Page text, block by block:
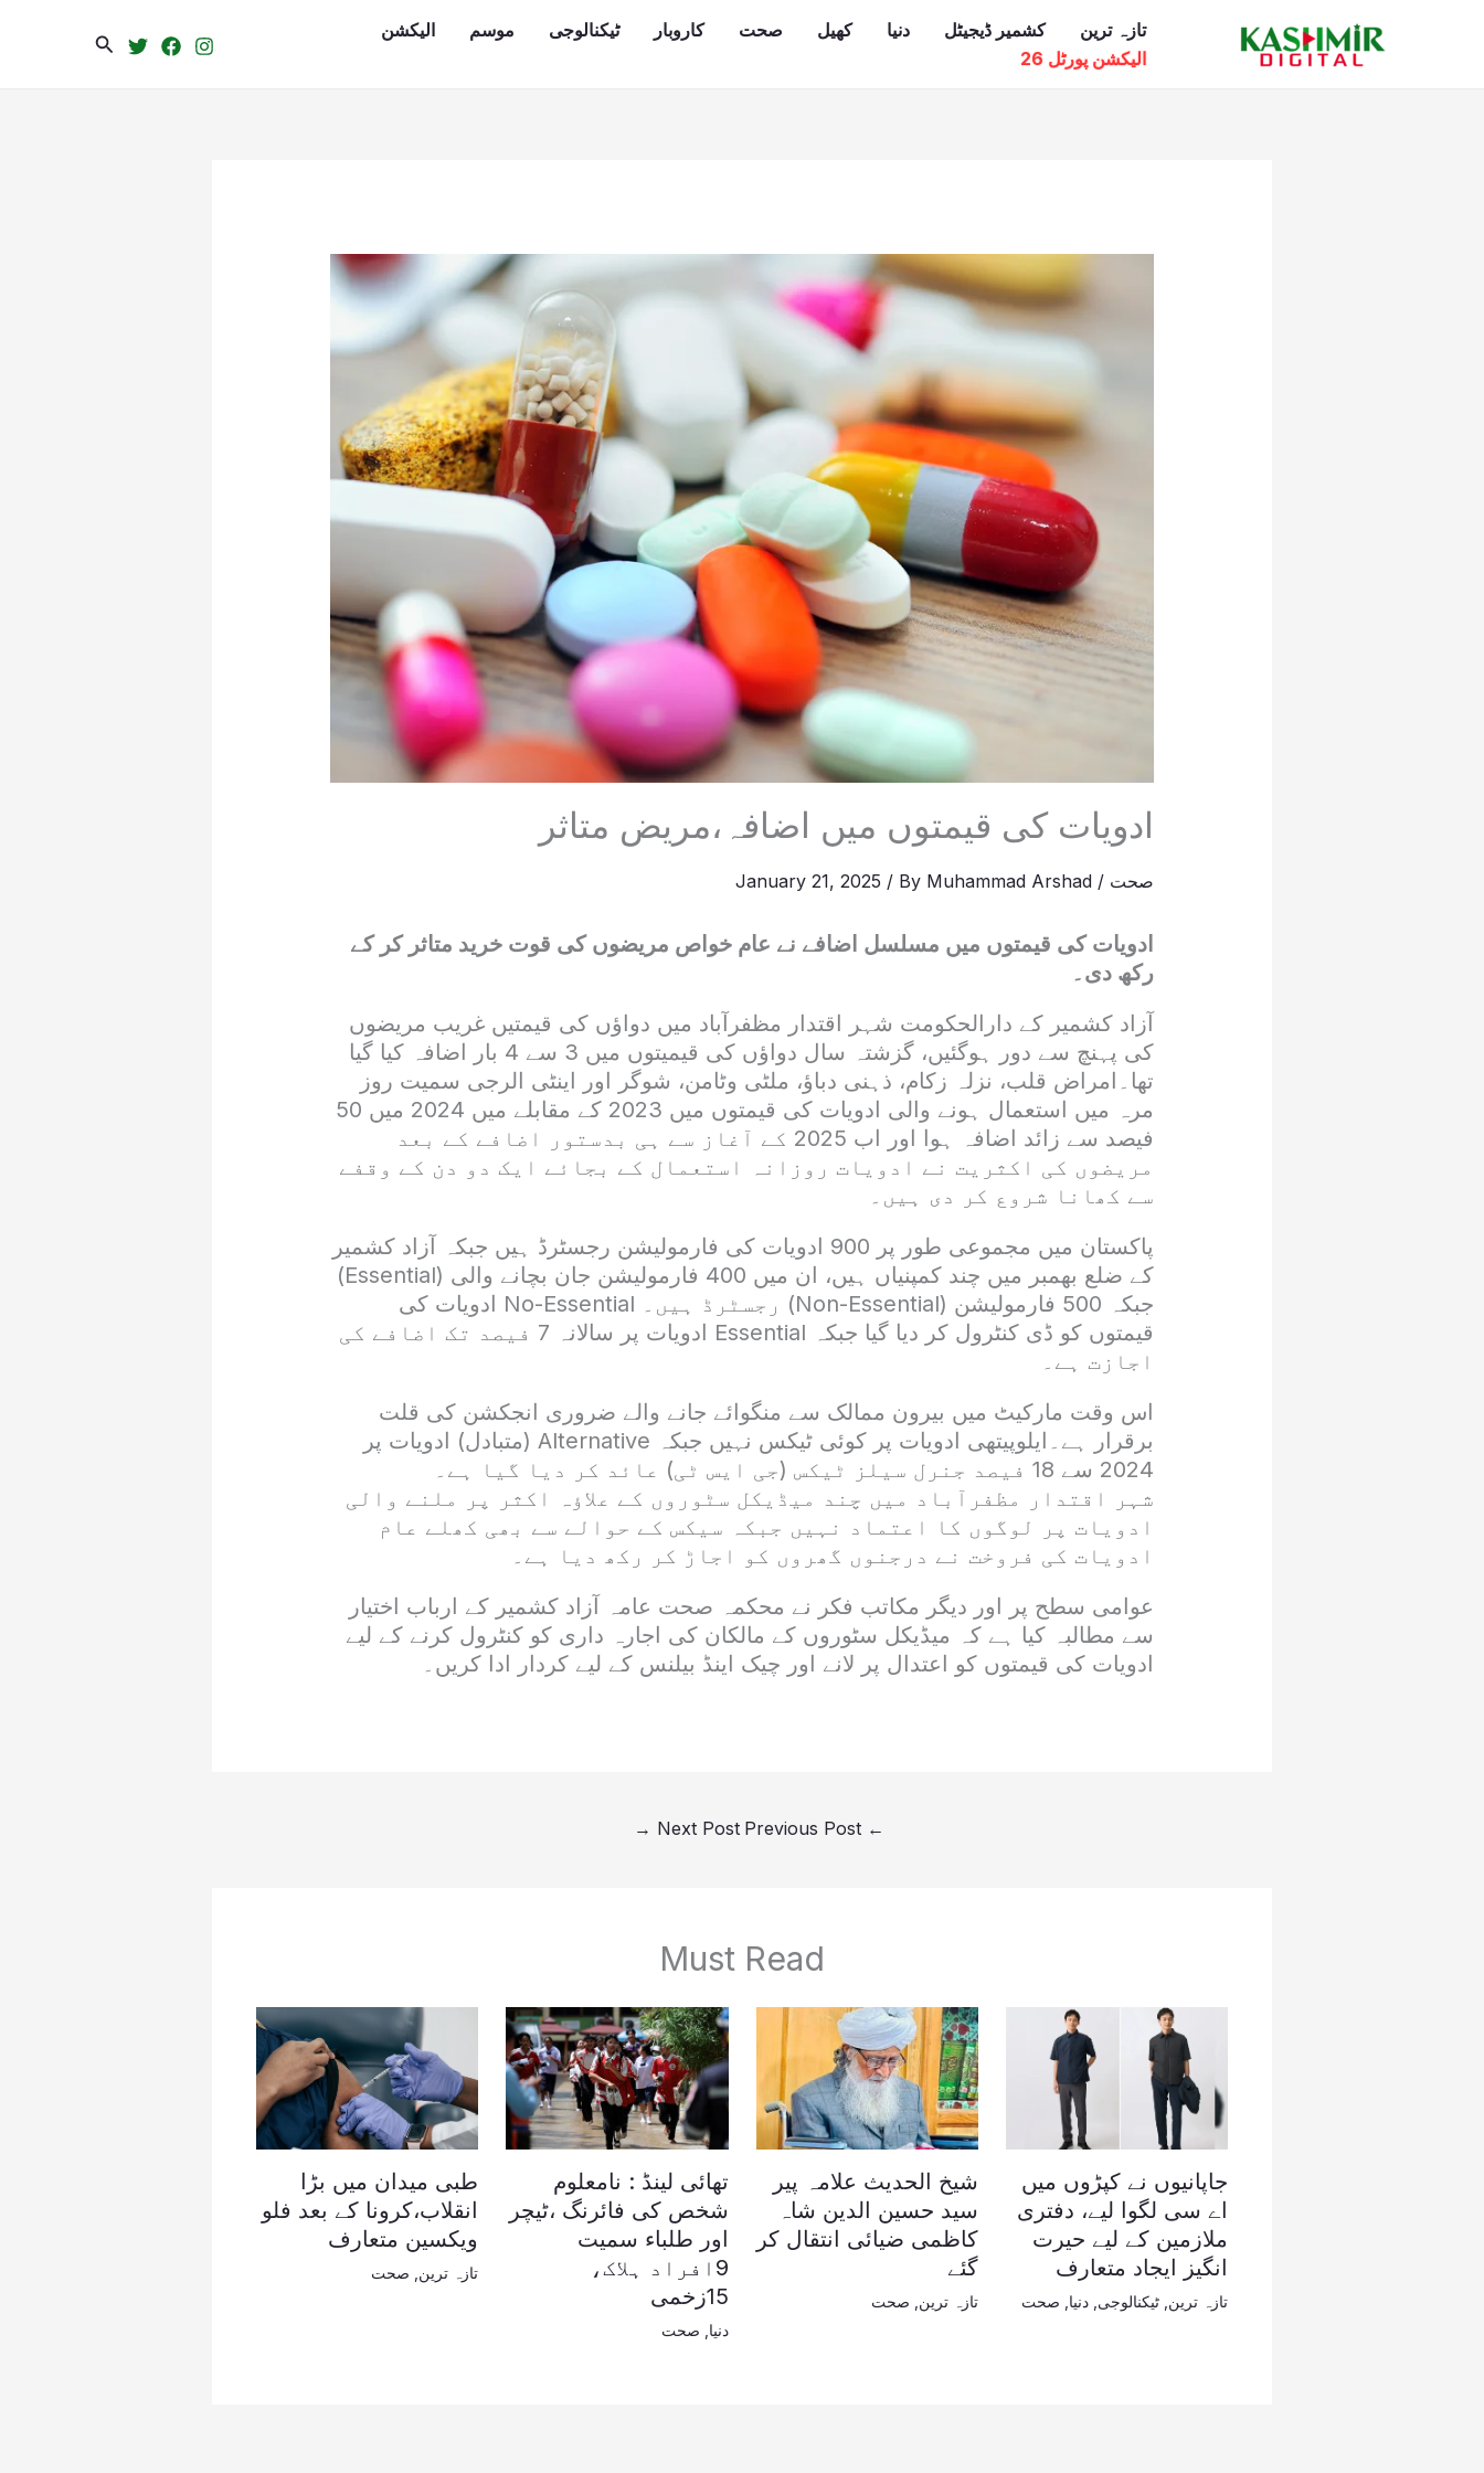
تازہ ترین کشمیر ڈیجیٹل دنیا کھیل صحت کاروبار ٹیکنالوجی موسم
الیکشن
الیکشن پورٹل 26
Search
ادویات کی قیمتوں میں اضافہ،مریض متاثر
صحت /
January 21, 2025 / By Muhammad Arshad
ادویات کی قیمتوں میں مسلسل اضافے نے عام خواص مریضوں کی قوت خرید متاثر کر کے
رکھ دی۔
آزاد کشمیر کے دارالحکومت شہر اقتدار مظفرآباد میں دواؤں کی قیمتیں غریب مریضوں
کی پہنچ سے دور ہوگئیں، گزشتہ سال دواؤں کی قیمیتوں میں 3 سے 4 بار اضافہ کیا گیا
تھا۔امراض قلب، نزلہ زکام، ذہنی دباؤ، ملٹی وٹامن، شوگر اور اینٹی الرجی سمیت روز
مرہ میں استعمال ہونے والی ادویات کی قیمتوں میں 2023 کے مقابلے میں 2024 میں 50
فیصد سے زائد اضافہ ہوا اور اب 2025 کے آغاز سے ہی بدستور اضافے کے بعد
مریضوں کی اکثریت نے ادویات روزانہ استعمال کے بجائے ایک دو دن کے وقفے
سے کھانا شروع کر دی ہیں۔
پاکستان میں مجموعی طور پر 900 ادویات کی فارمولیشن رجسٹرڈ ہیں جبکہ آزاد کشمیر
کے ضلع بھمبر میں چند کمپنیاں ہیں، ان میں 400 فارمولیشن جان بچانے والی (Essential)
جبکہ 500 فارمولیشن (Non-Essential) رجسٹرڈ ہیں۔ No-Essential ادویات کی
قیمتوں کو ڈی کنٹرول کر دیا گیا جبکہ Essential ادویات پر سالانہ 7 فیصد تک اضافے کی
اجازت ہے۔
اس وقت مارکیٹ میں بیرون ممالک سے منگوائے جانے والے ضروری انجکشن کی قلت
برقرار ہے۔ایلوپیتھی ادویات پر کوئی ٹیکس نہیں جبکہ Alternative (متبادل) ادویات پر
2024 سے 18 فیصد جنرل سیلز ٹیکس (جی ایس ٹی) عائد کر دیا گیا ہے۔
شہر اقتدار مظفرآباد میں چند میڈیکل سٹوروں کے علاؤہ اکثر پر ملنے والی
ادویات پر لوگوں کا اعتماد نہیں جبکہ سیکس کے حوالے سے بھی کھلے عام
ادویات کی فروخت نے درجنوں گھروں کو اجاڑ کر رکھ دیا ہے۔
عوامی سطح پر اور دیگر مکاتب فکر نے محکمہ صحت عامہ آزاد کشمیر کے ارباب اختیار
سے مطالبہ کیا ہے کہ میڈیکل سٹوروں کے مالکان کی اجارہ داری کو کنٹرول کرنے کے لیے
ادویات کی قیمتوں کو اعتدال پر لانے اور چیک اینڈ بیلنس کے لیے کردار ادا کریں۔
←
Next Post
→
Must Read
جاپانیوں نے کپڑوں میں
اے سی لگوا لیے، دفتری
ملازمین کے لیے حیرت
انگیز ایجاد متعارف
تازہ ترین ٹیکنالوجی دنیا صحت
شیخ الحدیث علامہ پیر
سید حسین الدین شاہ
کاظمی ضیائی انتقال کر
گئے
تازہ ترین صحت
تھائی لینڈ : نامعلوم
شخص کی فائرنگ ،ٹیچر
اور طلباء سمیت
9افراد ہلاک،
15زخمی
دنیا صحت
طبی میدان میں بڑا
انقلاب،کرونا کے بعد فلو
ویکسین متعارف
تازہ ترین صحت